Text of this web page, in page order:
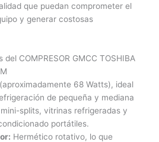
que puedan comprometer el
y generar costosas
COMPRESOR GMCC TOSHIBA
68 Watts), ideal
de pequeña y mediana
splits, vitrinas refrigeradas y
portátiles.
Hermético rotativo, lo que